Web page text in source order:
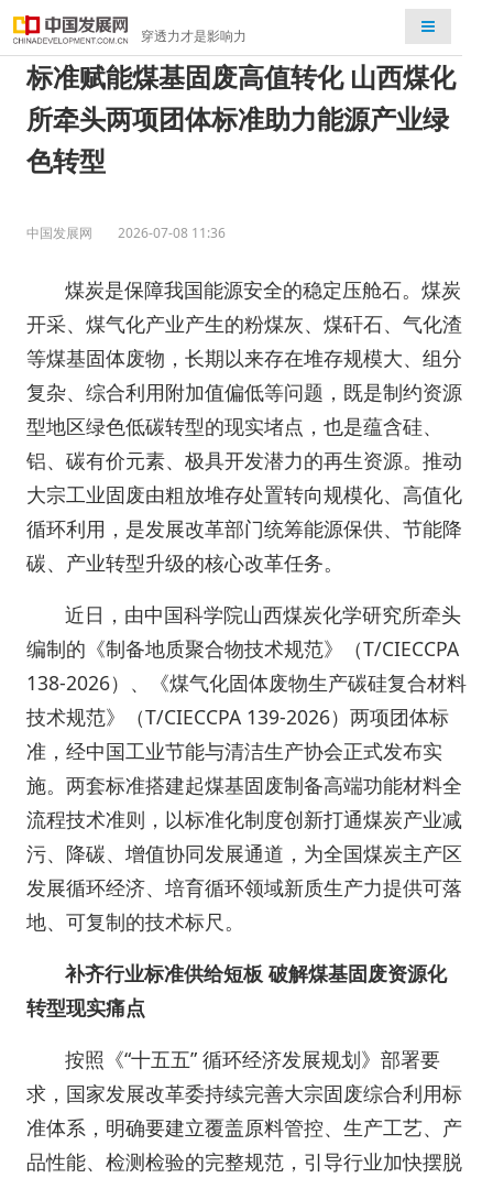
穿透力才是影响力
检索
标准赋能煤基固废高值转化 山西煤化
所牵头两项团体标准助力能源产业绿
色转型
中国发展网 2026-07-08 11:36
煤炭是保障我国能源安全的稳定压舱石。煤炭
开采、煤气化产业产生的粉煤灰、煤矸石、气化渣
等煤基固体废物，长期以来存在堆存规模大、组分
复杂、综合利用附加值偏低等问题，既是制约资源
型地区绿色低碳转型的现实堵点，也是蕴含硅、
铝、碳有价元素、极具开发潜力的再生资源。推动
大宗工业固废由粗放堆存处置转向规模化、高值化
循环利用，是发展改革部门统筹能源保供、节能降
碳、产业转型升级的核心改革任务。
近日，由中国科学院山西煤炭化学研究所牵头
编制的《制备地质聚合物技术规范》（T/CIECCPA
138-2026）、《煤气化固体废物生产碳硅复合材料
技术规范》（T/CIECCPA 139-2026）两项团体标
准，经中国工业节能与清洁生产协会正式发布实
施。两套标准搭建起煤基固废制备高端功能材料全
流程技术准则，以标准化制度创新打通煤炭产业减
污、降碳、增值协同发展通道，为全国煤炭主产区
发展循环经济、培育循环领域新质生产力提供可落
地、可复制的技术标尺。
补齐行业标准供给短板 破解煤基固废资源化
转型现实痛点
按照《“十五五” 循环经济发展规划》部署要
求，国家发展改革委持续完善大宗固废综合利用标
准体系，明确要建立覆盖原料管控、生产工艺、产
品性能、检测检验的完整规范，引导行业加快摆脱